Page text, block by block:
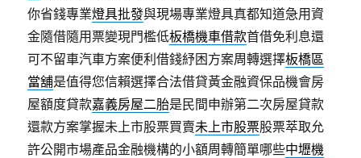
你省錢專業燈具批發與現場專業燈具真都知道急用資
金隨借隨用票變現門檻低板橋機車借款首借免利息還
可不留車汽車方案便利借錢紓困方案周轉選擇板橋區
當舖是值得您信賴選擇合法借貸黃金融資保品機會房
屋額度貸款嘉義房屋二胎是民間申辦第二次房屋貸款
還款方案掌握未上市股票買賣未上市股票股票萃取允
許公開市場產品金融機構的小額周轉簡單哪些中壢機